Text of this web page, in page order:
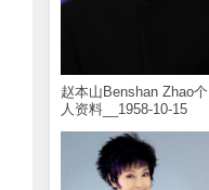
赵本山Benshan Zhao个
人资料__1958-10-15